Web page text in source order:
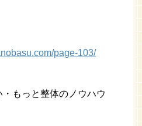
page-103/
もっと整体のノウハウ